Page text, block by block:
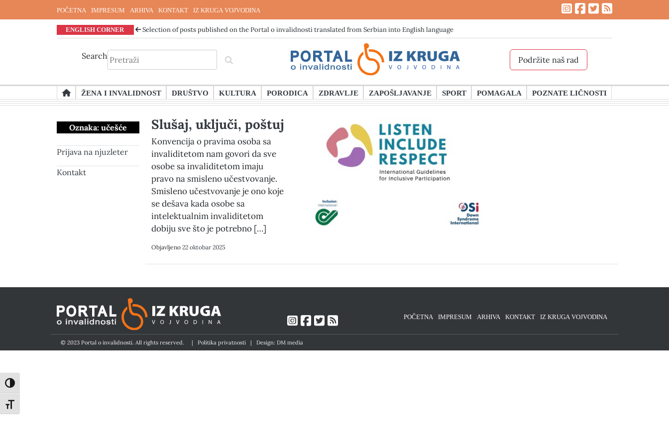
Toggle High Contrast
Toggle Font size
POČETNA IMPRESUM ARHIVA KONTAKT IZ KRUGA VOJVODINA
ENGLISH CORNER Selection of posts published on the Portal o invalidnosti translated from Serbian into English language
Search Podržite naš rad
to
content
ŽENA I INVALIDNOST DRUŠTVO KULTURA PORODICA ZDRAVLJE ZAPOŠLJAVANJE SPORT POMAGALA POZNATE LIČNOSTI
Oznaka: učešće
Prijava na njuzleter
Kontakt
Slušaj, uključi, poštuj
Konvencija o pravima osoba sa
invaliditetom nam govori da sve
osobe sa invaliditetom imaju
pravo na smisleno učestvovanje.
Smisleno učestvovanje je ono koje
se dešava kada osobe sa
intelektualnim invaliditetom
dobiju sve što je potrebno […]
Objavljeno 22 oktobar 2025
POČETNA IMPRESUM ARHIVA KONTAKT IZ KRUGA VOJVODINA
© 2023 Portal o invalidnosti. All rights reserved. | Politika privatnosti | Design: DM media